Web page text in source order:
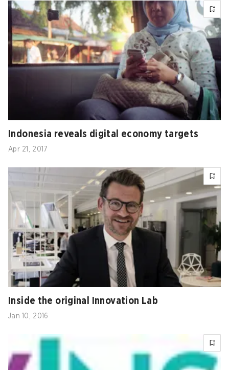
Indonesia reveals digital economy targets
Apr 21, 2017
Inside the original Innovation Lab
Jan 10, 2016